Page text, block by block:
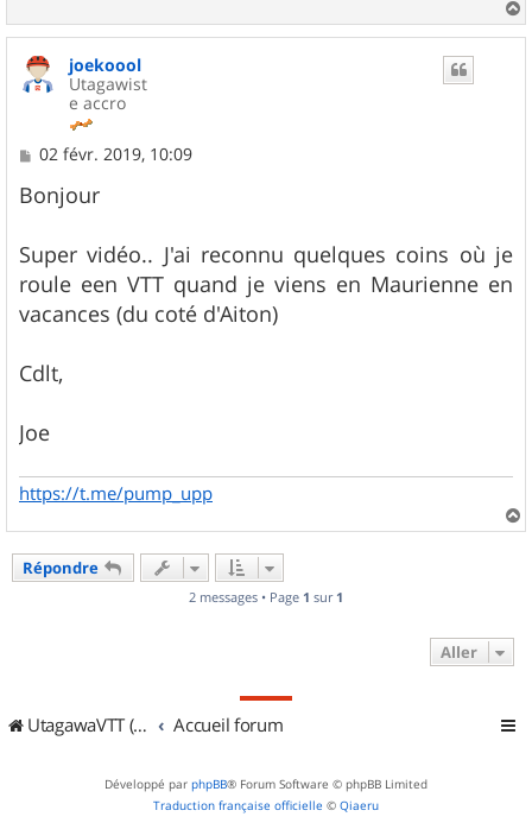
a
joekoool
Utagawist
e accro
M
s
s
g
e
02 févr. 2019, 10:09
Bonjour
Super vidéo.. J'ai reconnu quelques coins où je
roule een VTT quand je viens en Maurienne en
vacances (du coté d'Aiton)
Cdlt,
Joe
https://t.me/pump_upp
a
Répondre
2 messages • Page 1 sur 1
Aller
UtagawaVTT (Randos VTT et VTTAE avec traces GPS) Accueil forum
Développé par phpBB® Forum Software © phpBB Limited
Traduction française officielle © Qiaeru